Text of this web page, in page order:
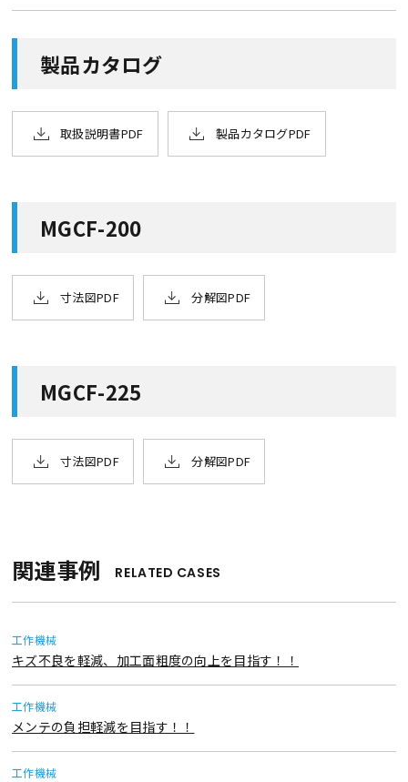
製品カタログ
取扱説明書PDF 製品カタログPDF
MGCF-200
寸法図PDF 分解図PDF
MGCF-225
寸法図PDF 分解図PDF
関連事例 RELATED CASES
工作機械
キズ不良を軽減、加工面粗度の向上を目指す！！
工作機械
メンテの負担軽減を目指す！！
工作機械